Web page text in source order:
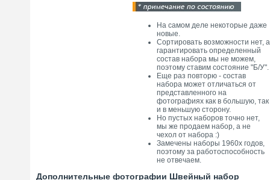
На самом деле некоторые даже
новые.
Сортировать возможности нет, а
гарантировать определенный
состав набора мы не можем,
поэтому ставим состояние "Б/У".
Еще раз повторю - состав
набора может отличаться от
представленного на
фотографиях как в большую, так
и в меньшую сторону.
Но пустых наборов точно нет,
мы же продаем набор, а не
чехол от набора :)
Замечены наборы 1960х годов,
поэтому за работоспособность
не отвечаем.
Дополнительные фотографии Швейный набор